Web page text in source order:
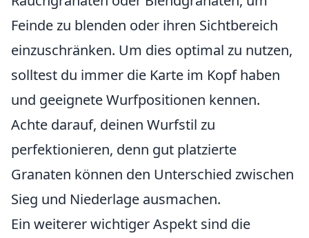
Feinde zu blenden oder ihren Sichtbereich
einzuschränken. Um dies optimal zu nutzen,
solltest du immer die Karte im Kopf haben
und geeignete Wurfpositionen kennen.
Achte darauf, deinen Wurfstil zu
perfektionieren, denn gut platzierte
Granaten können den Unterschied zwischen
Sieg und Niederlage ausmachen.
Ein weiterer wichtiger Aspekt sind die